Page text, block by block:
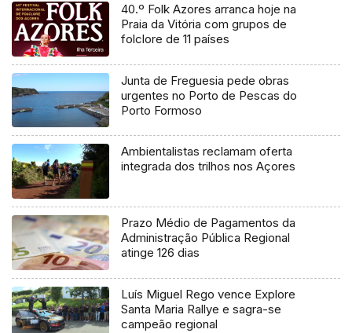
40.º Folk Azores arranca hoje na
Praia da Vitória com grupos de
folclore de 11 países
Junta de Freguesia pede obras
urgentes no Porto de Pescas do
Porto Formoso
Ambientalistas reclamam oferta
integrada dos trilhos nos Açores
Prazo Médio de Pagamentos da
Administração Pública Regional
atinge 126 dias
Luís Miguel Rego vence Explore
Santa Maria Rallye e sagra-se
campeão regional